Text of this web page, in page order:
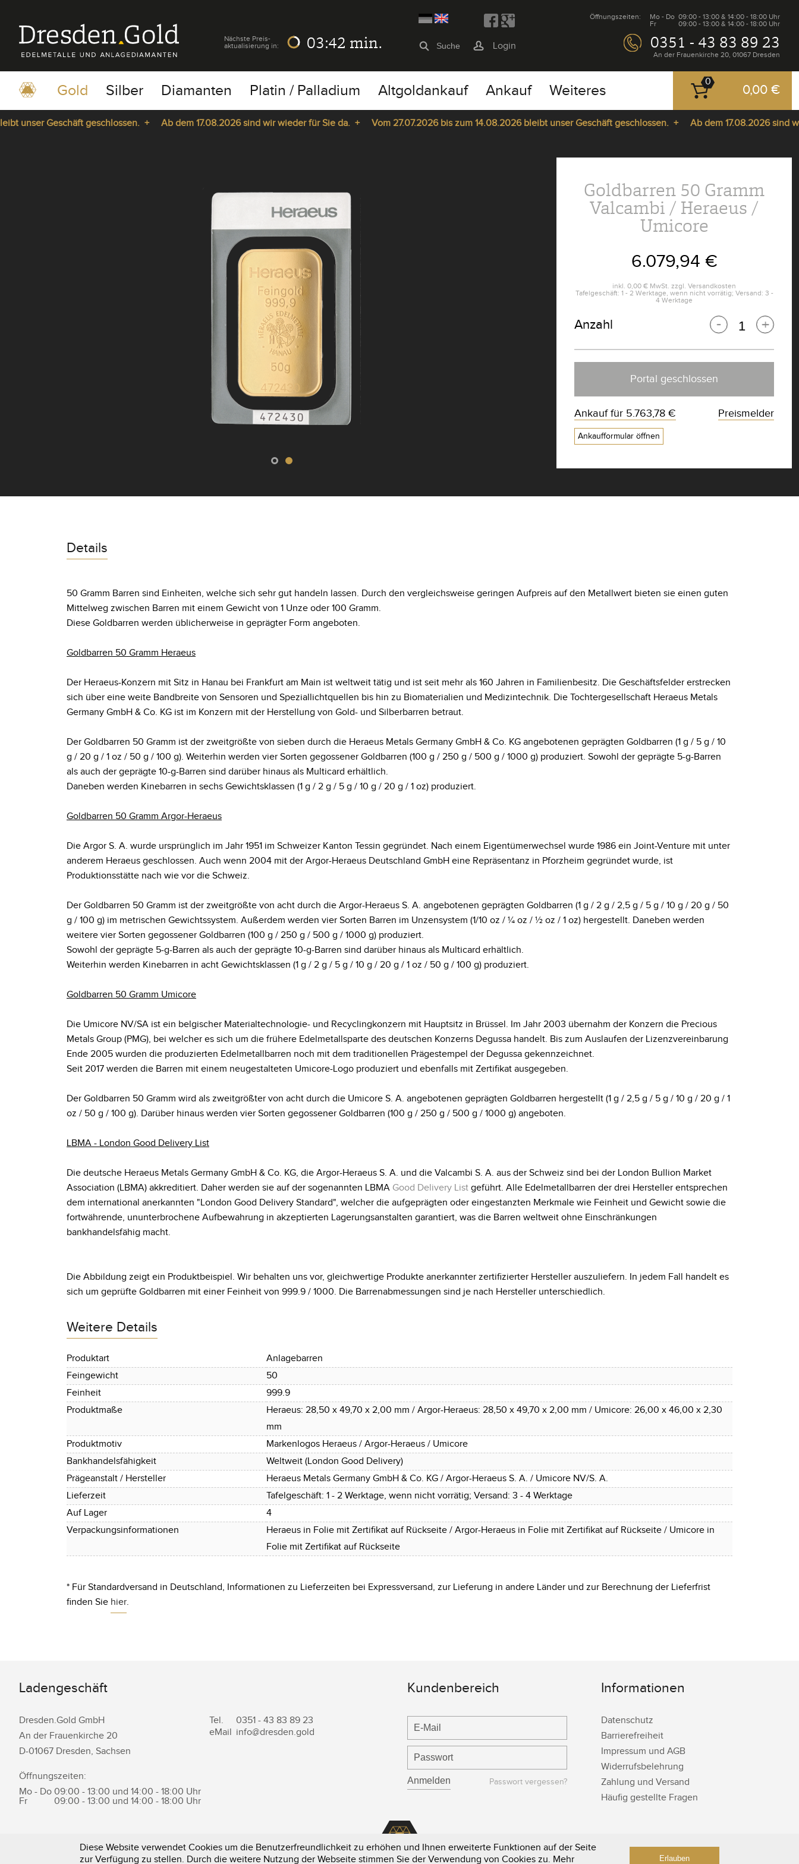
Nächste Preis-
aktualisierung in:
03:41 min. Login
Mo - Do 09:00 - 13:00 & 14:00 - 18:00 Uhr
Fr
09:00 - 13:00 & 14:00 - 18:00 Uhr
Öffnungszeiten:
0351 - 43 83 89 23
An der Frauenkirche 20, 01067 Dresden
Gold Silber Diamanten Platin / Palladium Altgoldankauf Ankauf Weiteres
0
0,00 €
Geschäft geschlossen. + Ab dem 17.08.2026 sind wir wieder für Sie da. + Vom 27.07.2026 bis zum 14.08.2026 bleibt unser Geschäft geschlossen. +
Ab dem 17.08.2026 sind wir
Goldbarren 50 Gramm
Valcambi / Heraeus /
Umicore
6.079,94 €
inkl. 0,00 € MwSt. zzgl. Versandkosten
Tafelgeschäft: 1 - 2 Werktage, wenn nicht vorrätig; Versand: 3 -
4 Werktage
Anzahl
Portal geschlossen
Ankauf für 5.763,78 €
Ankaufformular öffnen
Preismelder
Details
50 Gramm Barren sind Einheiten, welche sich sehr gut handeln lassen. Durch den vergleichsweise geringen Aufpreis auf den Metallwert bieten sie einen guten
Mittelweg zwischen Barren mit einem Gewicht von 1 Unze oder 100 Gramm.
Diese Goldbarren werden üblicherweise in geprägter Form angeboten.
Goldbarren 50 Gramm Heraeus
Der Heraeus-Konzern mit Sitz in Hanau bei Frankfurt am Main ist weltweit tätig und ist seit mehr als 160 Jahren in Familienbesitz. Die Geschäftsfelder erstrecken
sich über eine weite Bandbreite von Sensoren und Speziallichtquellen bis hin zu Biomaterialien und Medizintechnik. Die Tochtergesellschaft Heraeus Metals
Germany GmbH & Co. KG ist im Konzern mit der Herstellung von Gold- und Silberbarren betraut.
Der Goldbarren 50 Gramm ist der zweitgrößte von sieben durch die Heraeus Metals Germany GmbH & Co. KG angebotenen geprägten Goldbarren (1 g / 5 g / 10
g / 20 g / 1 oz / 50 g / 100 g). Weiterhin werden vier Sorten gegossener Goldbarren (100 g / 250 g / 500 g / 1000 g) produziert. Sowohl der geprägte 5-g-Barren
als auch der geprägte 10-g-Barren sind darüber hinaus als Multicard erhältlich.
Daneben werden Kinebarren in sechs Gewichtsklassen (1 g / 2 g / 5 g / 10 g / 20 g / 1 oz) produziert.
Goldbarren 50 Gramm Argor-Heraeus
Die Argor S. A. wurde ursprünglich im Jahr 1951 im Schweizer Kanton Tessin gegründet. Nach einem Eigentümerwechsel wurde 1986 ein Joint-Venture mit unter
anderem Heraeus geschlossen. Auch wenn 2004 mit der Argor-Heraeus Deutschland GmbH eine Repräsentanz in Pforzheim gegründet wurde, ist
Produktionsstätte nach wie vor die Schweiz.
Der Goldbarren 50 Gramm ist der zweitgrößte von acht durch die Argor-Heraeus S. A. angebotenen geprägten Goldbarren (1 g / 2 g / 2,5 g / 5 g / 10 g / 20 g / 50
g / 100 g) im metrischen Gewichtssystem. Außerdem werden vier Sorten Barren im Unzensystem (1/10 oz / ¼ oz / ½ oz / 1 oz) hergestellt. Daneben werden
weitere vier Sorten gegossener Goldbarren (100 g / 250 g / 500 g / 1000 g) produziert.
Sowohl der geprägte 5-g-Barren als auch der geprägte 10-g-Barren sind darüber hinaus als Multicard erhältlich.
Weiterhin werden Kinebarren in acht Gewichtsklassen (1 g / 2 g / 5 g / 10 g / 20 g / 1 oz / 50 g / 100 g) produziert.
Goldbarren 50 Gramm Umicore
Die Umicore NV/SA ist ein belgischer Materialtechnologie- und Recyclingkonzern mit Hauptsitz in Brüssel. Im Jahr 2003 übernahm der Konzern die Precious
Metals Group (PMG), bei welcher es sich um die frühere Edelmetallsparte des deutschen Konzerns Degussa handelt. Bis zum Auslaufen der Lizenzvereinbarung
Ende 2005 wurden die produzierten Edelmetallbarren noch mit dem traditionellen Prägestempel der Degussa gekennzeichnet.
Seit 2017 werden die Barren mit einem neugestalteten Umicore-Logo produziert und ebenfalls mit Zertifikat ausgegeben.
Der Goldbarren 50 Gramm wird als zweitgrößter von acht durch die Umicore S. A. angebotenen geprägten Goldbarren hergestellt (1 g / 2,5 g / 5 g / 10 g / 20 g / 1
oz / 50 g / 100 g). Darüber hinaus werden vier Sorten gegossener Goldbarren (100 g / 250 g / 500 g / 1000 g) angeboten.
LBMA - London Good Delivery List
Die deutsche Heraeus Metals Germany GmbH & Co. KG, die Argor-Heraeus S. A. und die Valcambi S. A. aus der Schweiz sind bei der London Bullion Market
Association (LBMA) akkreditiert. Daher werden sie auf der sogenannten LBMA Good Delivery List geführt. Alle Edelmetallbarren der drei Hersteller entsprechen
dem international anerkannten "London Good Delivery Standard", welcher die aufgeprägten oder eingestanzten Merkmale wie Feinheit und Gewicht sowie die
fortwährende, ununterbrochene Aufbewahrung in akzeptierten Lagerungsanstalten garantiert, was die Barren weltweit ohne Einschränkungen
bankhandelsfähig macht.
Die Abbildung zeigt ein Produktbeispiel. Wir behalten uns vor, gleichwertige Produkte anerkannter zertifizierter Hersteller auszuliefern. In jedem Fall handelt es
sich um geprüfte Goldbarren mit einer Feinheit von 999.9 / 1000. Die Barrenabmessungen sind je nach Hersteller unterschiedlich.
Weitere Details
Produktart
Anlagebarren
Feingewicht
50
Feinheit
999.9
Produktmaße
Heraeus: 28,50 x 49,70 x 2,00 mm / Argor-Heraeus: 28,50 x 49,70 x 2,00 mm / Umicore: 26,00 x 46,00 x 2,30
mm
Produktmotiv
Markenlogos Heraeus / Argor-Heraeus / Umicore
Bankhandelsfähigkeit
Weltweit (London Good Delivery)
Prägeanstalt / Hersteller
Heraeus Metals Germany GmbH & Co. KG / Argor-Heraeus S. A. / Umicore NV/S. A.
Lieferzeit
Tafelgeschäft: 1 - 2 Werktage, wenn nicht vorrätig; Versand: 3 - 4 Werktage
Auf Lager
4
Verpackungsinformationen
Heraeus in Folie mit Zertifikat auf Rückseite / Argor-Heraeus in Folie mit Zertifikat auf Rückseite / Umicore in
Folie mit Zertifikat auf Rückseite
* Für Standardversand in Deutschland, Informationen zu Lieferzeiten bei Expressversand, zur Lieferung in andere Länder und zur Berechnung der Lieferfrist
finden Sie hier.
Ladengeschäft
Dresden.Gold GmbH
An der Frauenkirche 20
D-01067 Dresden, Sachsen
Öffnungszeiten:
Mo - Do 09:00 - 13:00 und 14:00 - 18:00 Uhr
Fr
09:00 - 13:00 und 14:00 - 18:00 Uhr
Tel. 0351 - 43 83 89 23
eMail info@dresden.gold
Kundenbereich
Passwort vergessen?
Informationen
Datenschutz
Barrierefreiheit
Impressum und AGB
Widerrufsbelehrung
Zahlung und Versand
Häufig gestellte Fragen
Diese Website verwendet Cookies um die Benutzerfreundlichkeit zu erhöhen und Ihnen erweiterte Funktionen auf der Seite
zur Verfügung zu stellen. Durch die weitere Nutzung der Webseite stimmen Sie der Verwendung von Cookies zu. Mehr
Erlauben